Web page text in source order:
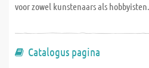
voor zowel kunstenaars als hobbyisten.
Catalogus pagina